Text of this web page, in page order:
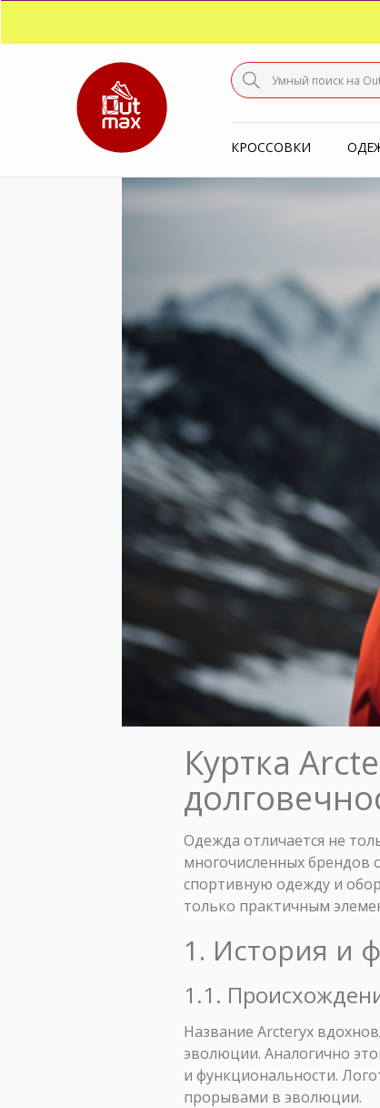
КРОССОВКИ
Куртка
Одежда отличается не
многочисленных брендов
спортивную одежду и
только практичным
1. История и
1.1.
Название Arcteryx
эволюции. Аналогично
и функциональности.
прорывами в эволюции.